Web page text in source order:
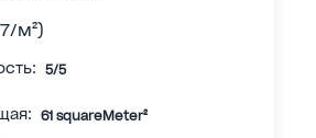
м²)
5/5
61 squareMeter²